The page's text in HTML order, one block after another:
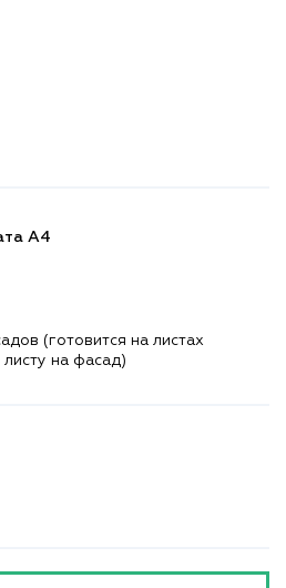
А4
(готовится на листах
на фасад)